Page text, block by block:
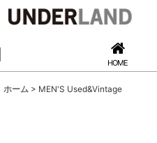
HOME
ホーム > MEN'S Used&Vintage